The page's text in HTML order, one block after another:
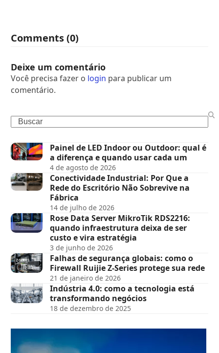
Comments (0)
Deixe um comentário
Você precisa fazer o login para publicar um
comentário.
Painel de LED Indoor ou Outdoor: qual é
a diferença e quando usar cada um
4 de agosto de 2026
Conectividade Industrial: Por Que a
Rede do Escritório Não Sobrevive na
Fábrica
14 de julho de 2026
Rose Data Server MikroTik RDS2216:
quando infraestrutura deixa de ser
custo e vira estratégia
3 de junho de 2026
Falhas de segurança globais: como o
Firewall Ruijie Z-Series protege sua rede
21 de janeiro de 2026
Indústria 4.0: como a tecnologia está
transformando negócios
18 de dezembro de 2025